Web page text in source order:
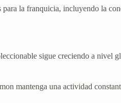
para la franquicia, incluyendo la
sigue creciendo a nivel
mantenga una actividad